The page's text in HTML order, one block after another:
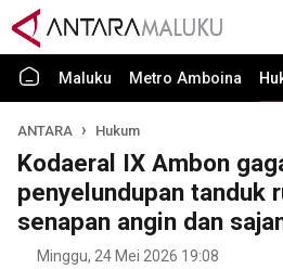
Maluku Metro Amboina
ANTARA Hukum
Kodaeral IX Ambon
penyelundupan tanduk
senapan angin dan
Minggu, 24 Mei 2026 19:08